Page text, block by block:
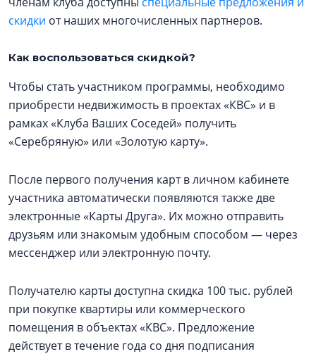
скидки от наших многочисленных партнеров.
Как воспользоваться скидкой?
Чтобы стать участником программы, необходимо
приобрести недвижимость в проектах «КВС» и в
рамках «Клуба Ваших Соседей» получить
«Серебряную» или «Золотую карту».
После первого получения карт в личном кабинете
участника автоматически появляются также две
электронные «Карты Друга». Их можно отправить
друзьям или знакомым удобным способом — через
мессенджер или электронную почту.
Получателю карты доступна скидка 100 тыс. рублей
при покупке квартиры или коммерческого
помещения в объектах «КВС». Предложение
действует в течение года со дня подписания